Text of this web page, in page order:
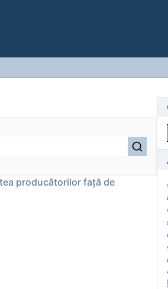
producătorilor față de